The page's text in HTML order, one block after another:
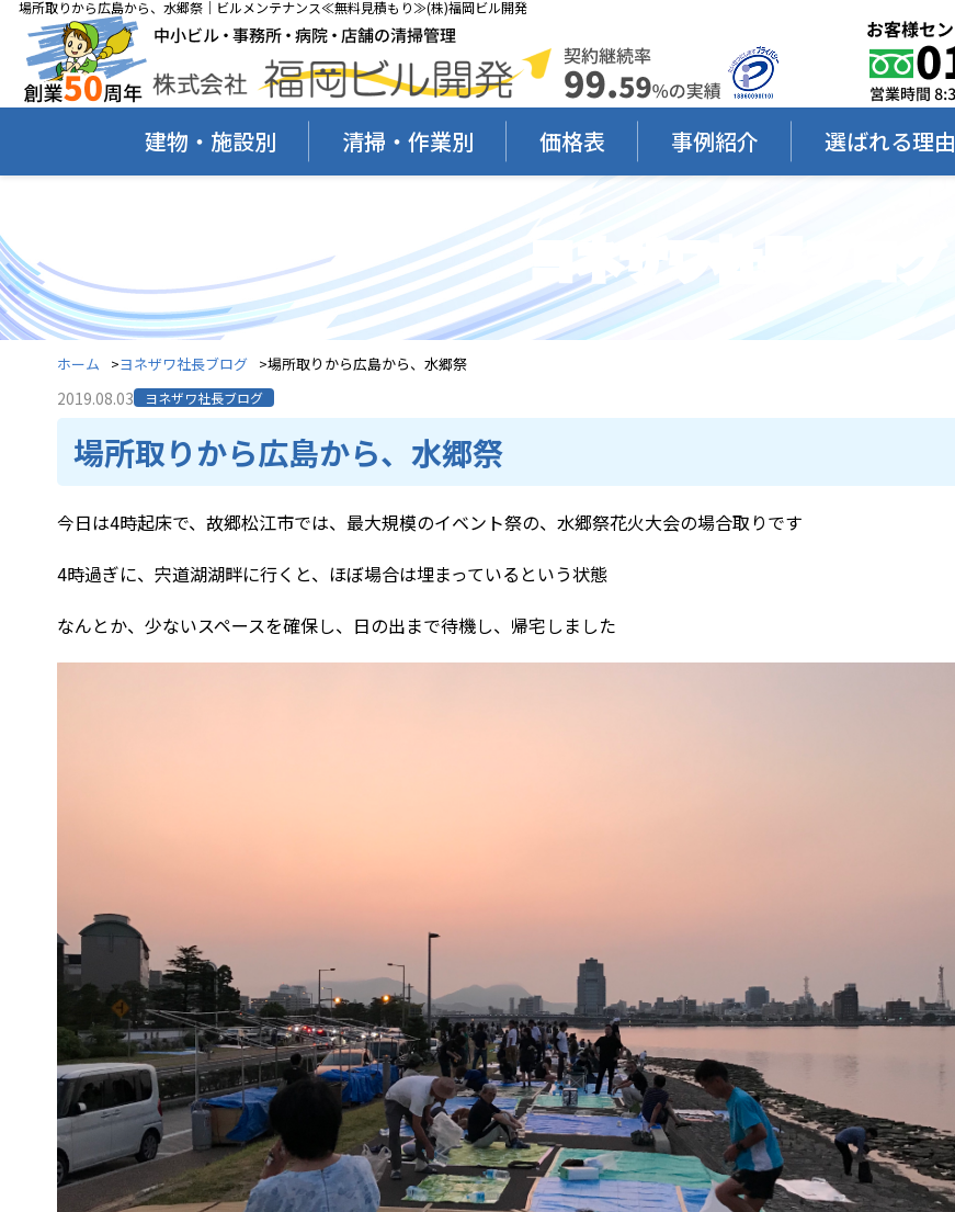
場所取りから広島から、水郷祭｜ビルメンテナンス≪無料見積もり≫(株)福岡ビル開発
建物・施設別 清掃・作業別 価格表 事例紹介 選ばれる理由
ヨネザワ社長ブログ
ホーム ヨネザワ社長ブログ 場所取りから広島から、水郷祭
2019.08.03 ヨネザワ社長ブログ
場所取りから広島から、水郷祭
今日は4時起床で、故郷松江市では、最大規模のイベント祭の、水郷祭花火大会の場合取りです
4時過ぎに、宍道湖湖畔に行くと、ほぼ場合は埋まっているという状態
なんとか、少ないスペースを確保し、日の出まで待機し、帰宅しました